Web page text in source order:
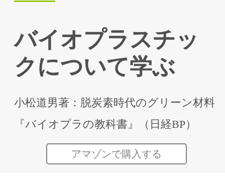
バイオプラスチッ
クについて学ぶ
⼩松道男著：脱炭素時代のグリーン材料
『バイオプラの教科書』（⽇経BP）
アマゾンで購⼊する